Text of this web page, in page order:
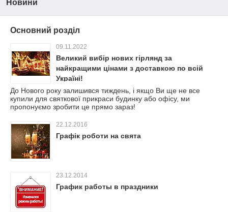
Новини
Основний розділ
09.11.2022
Великий вибір нових гірлянд за
найкращими цінами з доставкою по всій
Україні!
До Нового року залишився тиждень, і якщо Ви ще не все
купили для святкової прикраси будинку або офісу, ми
пропонуємо зробити це прямо зараз!
22.12.2016
Графік роботи на свята
23.12.2014
График работы в праздники